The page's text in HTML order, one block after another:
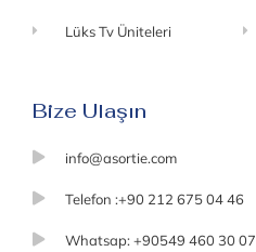
Lüks Tv Üniteleri
Bize Ulaşın
info@asortie.com
Telefon :+90 212 675 04 46
Whatsap: +90549 460 30 07